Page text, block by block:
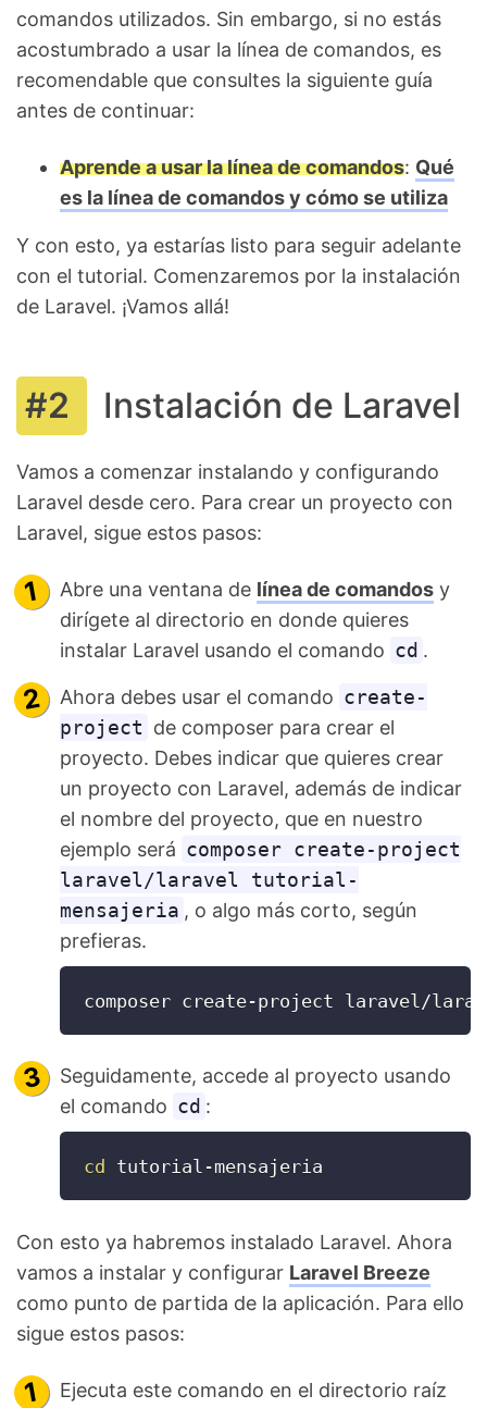
comandos utilizados. Sin embargo, si no estás
acostumbrado a usar la línea de comandos, es
recomendable que consultes la siguiente guía
antes de continuar:
Aprende a usar la línea de comandos: Qué
es la línea de comandos y cómo se utiliza
Y con esto, ya estarías listo para seguir adelante
con el tutorial. Comenzaremos por la instalación
de Laravel. ¡Vamos allá!
Instalación de Laravel
Vamos a comenzar instalando y configurando
Laravel desde cero. Para crear un proyecto con
Laravel, sigue estos pasos:
Abre una ventana de línea de comandos y
dirígete al directorio en donde quieres
instalar Laravel usando el comando cd .
Ahora debes usar el comando create-
project de composer para crear el
proyecto. Debes indicar que quieres crear
un proyecto con Laravel, además de indicar
el nombre del proyecto, que en nuestro
ejemplo será composer create-project
laravel/laravel tutorial-
mensajeria , o algo más corto, según
prefieras.
composer create-project laravel/
Seguidamente, accede al proyecto usando
el comando cd :
cd tutorial-mensajeria
Con esto ya habremos instalado Laravel. Ahora
vamos a instalar y configurar Laravel Breeze
como punto de partida de la aplicación. Para ello
sigue estos pasos:
Ejecuta este comando en el directorio raíz